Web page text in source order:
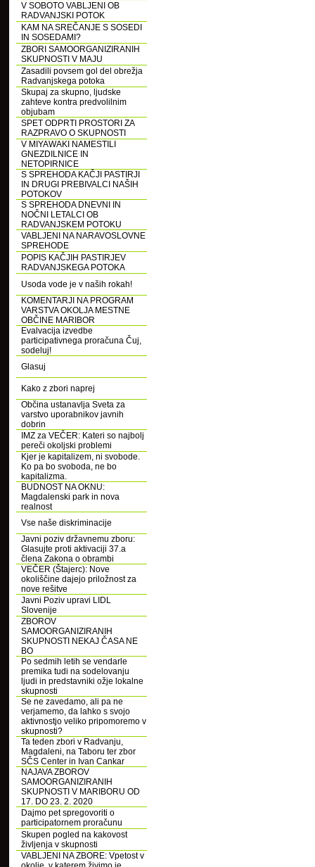
V SOBOTO VABLJENI OB
RADVANJSKI POTOK
KAM NA SREČANJE S SOSEDI
IN SOSEDAMI?
ZBORI SAMOORGANIZIRANIH
SKUPNOSTI V MAJU
Zasadili povsem gol del obrežja
Radvanjskega potoka
Skupaj za skupno, ljudske
zahteve kontra predvolilnim
objubam
SPET ODPRTI PROSTORI ZA
RAZPRAVO O SKUPNOSTI
V MIYAWAKI NAMESTILI
GNEZDILNICE IN
NETOPIRNICE
S SPREHODA KAČJI PASTIRJI
IN DRUGI PREBIVALCI NAŠIH
POTOKOV
S SPREHODA DNEVNI IN
NOČNI LETALCI OB
RADVANJSKEM POTOKU
VABLJENI NA NARAVOSLOVNE
SPREHODE
POPIS KAČJIH PASTIRJEV
RADVANJSKEGA POTOKA
Usoda vode je v naših rokah!
KOMENTARJI NA PROGRAM
VARSTVA OKOLJA MESTNE
OBČINE MARIBOR
Evalvacija izvedbe
participativnega proračuna Čuj,
sodeluj!
Glasuj
Kako z zbori naprej
Občina ustanavlja Sveta za
varstvo uporabnikov javnih
dobrin
IMZ za VEČER: Kateri so najbolj
pereči okoljski problemi
Kjer je kapitalizem, ni svobode.
Ko pa bo svoboda, ne bo
kapitalizma.
BUDNOST NA OKNU:
Magdalenski park in nova
realnost
Vse naše diskriminacije
Javni poziv državnemu zboru:
Glasujte proti aktivaciji 37.a
člena Zakona o obrambi
VEČER (Štajerc): Nove
okoliščine dajejo priložnost za
nove rešitve
Javni Poziv upravi LIDL
Slovenije
ZBOROV
SAMOORGANIZIRANIH
SKUPNOSTI NEKAJ ČASA NE
BO
Po sedmih letih se vendarle
premika tudi na sodelovanju
ljudi in predstavniki ožje lokalne
skupnosti
Se ne zavedamo, ali pa ne
verjamemo, da lahko s svojo
aktivnostjo veliko pripomoremo v
skupnosti?
Ta teden zbori v Radvanju,
Magdaleni, na Taboru ter zbor
SČS Center in Ivan Cankar
NAJAVA ZBOROV
SAMOORGANIZIRANIH
SKUPNOSTI V MARIBORU OD
17. DO 23. 2. 2020
Dajmo pet spregovoriti o
participatornem proračunu
Skupen pogled na kakovost
življenja v skupnosti
VABLJENI NA ZBORE: Vpetost v